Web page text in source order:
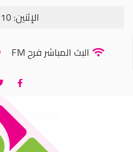
الإثنين: 2026/08/10
البث المباشر فرح FM